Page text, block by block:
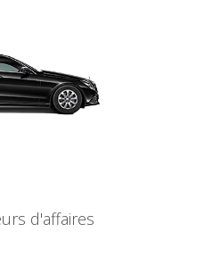
d'affaires